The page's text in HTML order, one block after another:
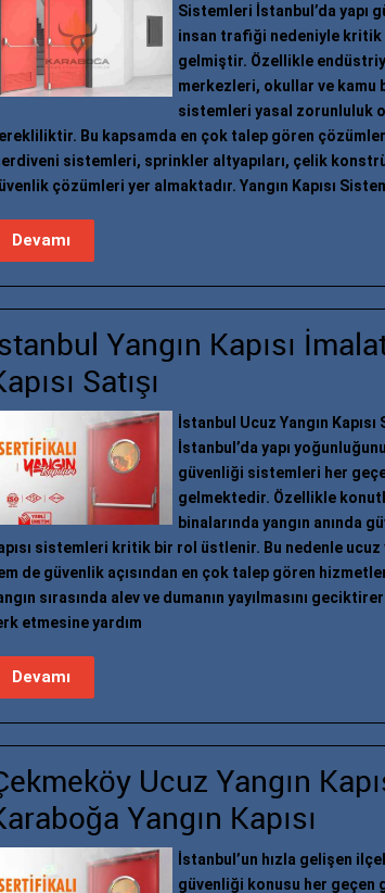
Sistemleri İstanbul’da yapı
insan trafiği nedeniyle kritik
gelmiştir. Özellikle
merkezleri, okullar ve kamu
sistemleri yasal zorunluluk
Bu kapsamda en çok talep gören çözümler
sistemleri, sprinkler altyapıları, çelik
çözümleri yer almaktadır. Yangın Kapısı
Devamı
Yangın Kapısı
Satışı
İstanbul Ucuz Yangın
İstanbul’da yapı
güvenliği sistemleri her
gelmektedir. Özellikle
binalarında yangın anında
sistemleri kritik bir rol üstlenir. Bu nedenle ucuz
de güvenlik açısından en çok talep gören
sırasında alev ve dumanın yayılmasını
etmesine yardım
Devamı
Ucuz Yangın
Yangın Kapısı
İstanbul’un hızla gelişen
güvenliği konusu her geçen